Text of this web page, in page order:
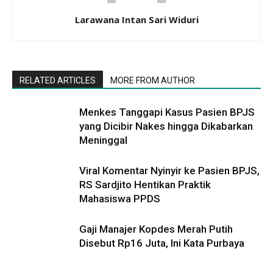
Larawana Intan Sari Widuri
RELATED ARTICLES MORE FROM AUTHOR
Menkes Tanggapi Kasus Pasien BPJS
yang Dicibir Nakes hingga Dikabarkan
Meninggal
Viral Komentar Nyinyir ke Pasien BPJS,
RS Sardjito Hentikan Praktik
Mahasiswa PPDS
Gaji Manajer Kopdes Merah Putih
Disebut Rp16 Juta, Ini Kata Purbaya